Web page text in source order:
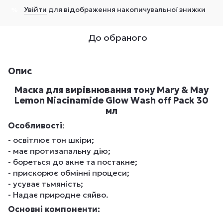
Увійти для відображення накопичувальної знижки
До обраного
Опис
Маска для вирівнювання тону Mary & May
Lemon Niacinamide Glow Wash off Pack 30
мл
Особливості:
- освітлює тон шкіри;
- має протизапальну дію;
- бореться до акне та постакне;
- прискорює обмінні процеси;
- усуває тьмяність;
- Надає природне сяйво.
Основні компоненти: